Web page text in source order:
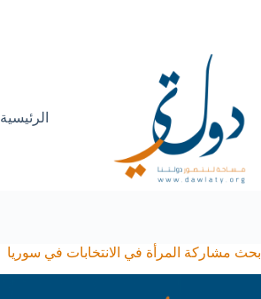
الرئيسية
بحث مشاركة المرأة في الانتخابات في سوريا